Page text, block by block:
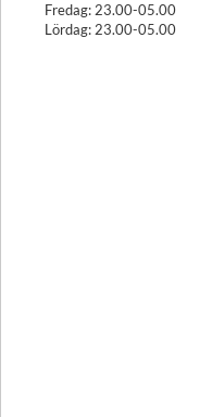
Fredag: 23.00-05.00
Lördag: 23.00-05.00